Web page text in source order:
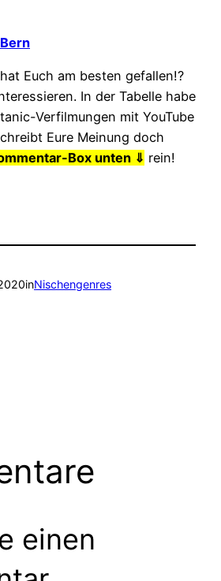
Euch am besten gefallen!?
In der Tabelle habe
Verfilmungen mit YouTube
Eure Meinung doch
Box unten ⇓ rein!
inNischengenres
einen